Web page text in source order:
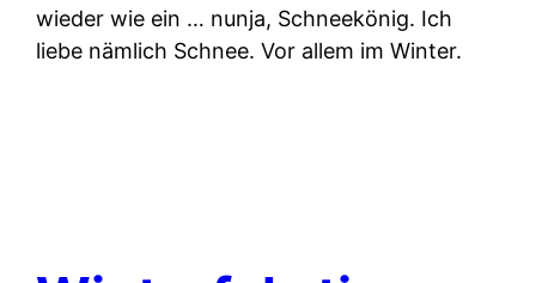
wieder wie ein … nunja, Schneekönig. Ich
liebe nämlich Schnee. Vor allem im Winter.